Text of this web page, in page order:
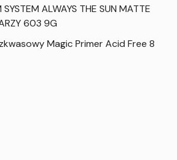
SYSTEM ALWAYS THE SUN MATTE
603 9G
Magic Primer Acid Free 8